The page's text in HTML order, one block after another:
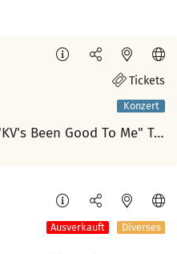
Been Good To Me" Tour 2026
Tickets
Konzert
Ausverkauft Diverses